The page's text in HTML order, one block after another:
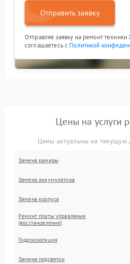
Отправить заявку
Отправляя заявку на ремонт
соглашаетесь с Политикой
Цены на услуги
Цены актуальны на текущую
Замена камеры
Замена аккумулятора
Замена корпуса
Ремонт платы управления
(восстановление)
Гидроизоляция
Замена подсветки